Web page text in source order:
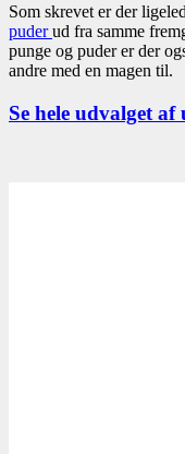
Som skrevet er der
puderud fra samme
punge og puder er der
andre med en magen til.
Se hele udvalget